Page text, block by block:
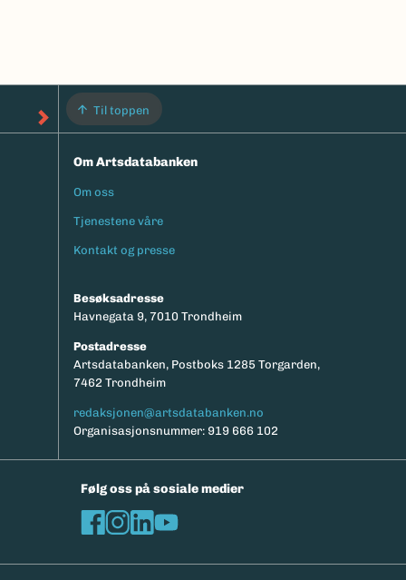
Til toppen
Om Artsdatabanken
Footermeny
Om oss
Tjenestene våre
Kontakt og presse
Besøksadresse
Havnegata 9, 7010 Trondheim
Postadresse
Artsdatabanken, Postboks 1285 Torgarden,
7462 Trondheim
redaksjonen@artsdatabanken.no
Organisasjonsnummer: 919 666 102
Følg oss på sosiale medier